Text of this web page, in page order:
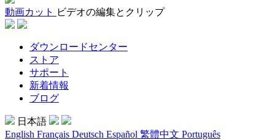
動画カット ビデオの編集とクリップ
ダウンロードセンター
ストア
サポート
新着情報
ブログ
日本語
English Français Deutsch Español 繁體中文 Português